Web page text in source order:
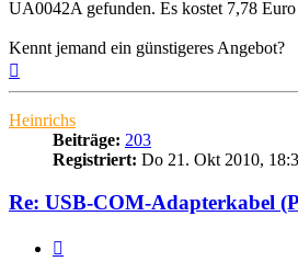
UA0042A gefunden. Es kostet 7,78
Kennt jemand ein günstigeres Angebot?
Heinrichs
Beiträge: 203
Registriert: Do 21. Okt 2010,
Re: USB-COM-Adapterkabel